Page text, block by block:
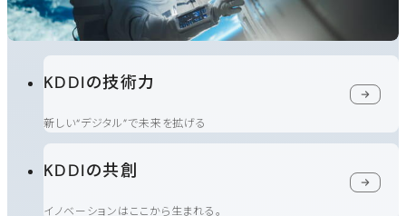
KDDIの技術力
新しい“デジタル”で未来を拡げる
KDDIの共創
イノベーションはここから生まれる。